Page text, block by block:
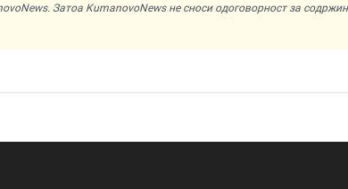
Затоа KumanovoNews не сноси одоговорност за